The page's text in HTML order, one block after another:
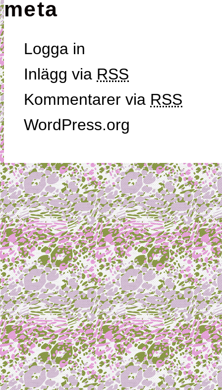
meta
Logga in
Inlägg via RSS
Kommentarer via RSS
WordPress.org